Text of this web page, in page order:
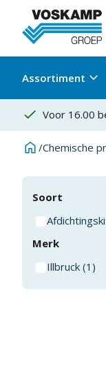
Assortiment
Voor 16.00
/Chemische
Soort
Merk
Illbruck (1 )